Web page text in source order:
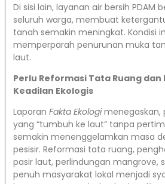
Di sisi lain, layanan air bersih PDAM
seluruh warga, membuat
tanah semakin meningkat. Kondisi
memperparah penurunan muka
laut.
Perlu Reformasi Tata Ruang
Keadilan Ekologis
Laporan Fakta Ekologimenegaskan,
yang “tumbuh ke laut” tanpa
semakin menenggelamkan masa
pesisir. Reformasi tata ruang,
pasir laut, perlindungan mangrove,
penuh masyarakat lokal menjadi